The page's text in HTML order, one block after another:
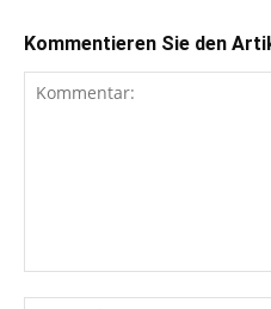
Kommentieren Sie den